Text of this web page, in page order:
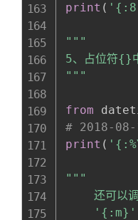
print (
"""
5、占位符{}
"""
from
# 2018-
print (
"""
还可以